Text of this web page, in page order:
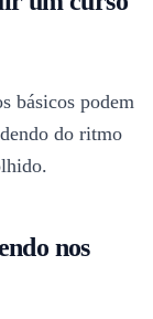
básicos podem
do ritmo
nos